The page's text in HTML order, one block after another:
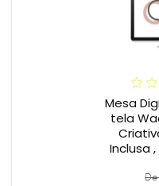
Mesa
tela
Inclusa
De